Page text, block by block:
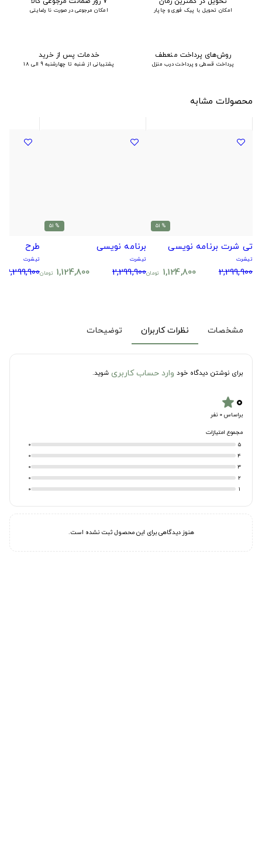
امکان تحویل با پیک فوری و چاپار امکان مرجوعی در صورت نا رضایتی
روش‌های پرداخت منعطف
پرداخت قسطی و پرداخت درب منزل
خدمات پس از خرید
پشتیبانی از شنبه تا چهارشنبه 9 الی 18
محصولات مشابه
% 51
تی شرت برنامه نویسی
تیشرت
2,299,900
1,124,800 تومان
% 51
برنامه نویسی
تیشرت
2,299,900
1,124,800 تومان
طرح
تیشرت
2,299,900
مشخصات نظرات کاربران توضیحات
برای نوشتن دیدگاه خود وارد حساب کاربری شوید.
۰star
براساس 0 نفر
مجموع امتیازات
5
0
4
0
3
0
2
0
1
0
هنوز دیدگاهی برای این محصول ثبت نشده است.